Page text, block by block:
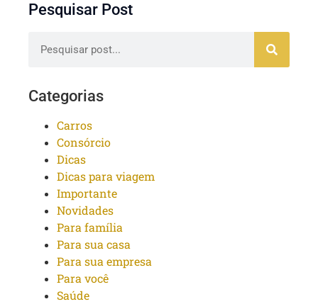
Pesquisar Post
Categorias
Carros
Consórcio
Dicas
Dicas para viagem
Importante
Novidades
Para família
Para sua casa
Para sua empresa
Para você
Saúde